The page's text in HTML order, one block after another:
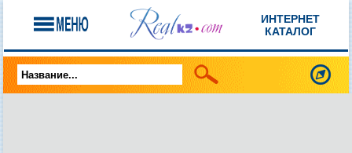
ИНТЕРНЕТ
КАТАЛОГ